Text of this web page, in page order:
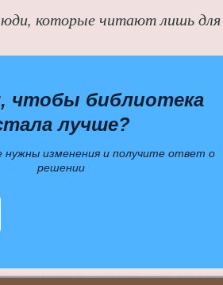
которые читают лишь
чтобы библиотека
лучше?
нужны изменения и получите ответ о
решении